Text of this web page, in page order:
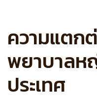
ความแตก
พยาบาลห
ประเทศ